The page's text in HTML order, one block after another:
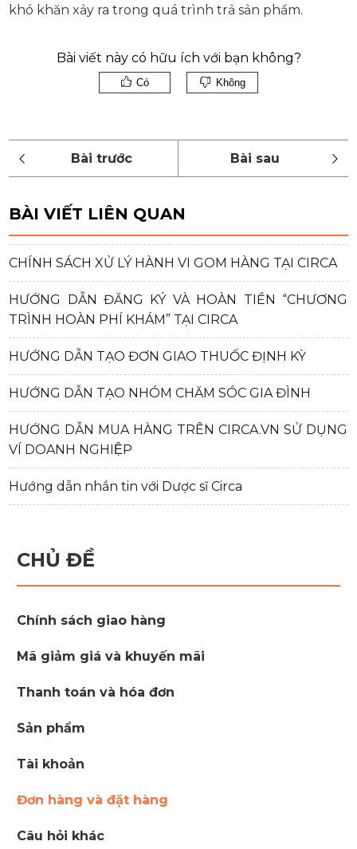
khó khăn xảy ra trong quá trình trả sản phẩm.
Bài viết này có hữu ích với bạn không?
Có Không
BÀI VIẾT LIÊN QUAN
CHÍNH SÁCH XỬ LÝ HÀNH VI GOM HÀNG TẠI CIRCA
HƯỚNG DẪN ĐĂNG KÝ VÀ HOÀN TIỀN “CHƯƠNG
TRÌNH HOÀN PHÍ KHÁM” TẠI CIRCA
HƯỚNG DẪN TẠO ĐƠN GIAO THUỐC ĐỊNH KỲ
HƯỚNG DẪN TẠO NHÓM CHĂM SÓC GIA ĐÌNH
HƯỚNG DẪN MUA HÀNG TRÊN CIRCA.VN SỬ DỤNG
VÍ DOANH NGHIỆP
Hướng dẫn nhắn tin với Dược sĩ Circa
CHỦ ĐỀ
Chính sách giao hàng
Mã giảm giá và khuyến mãi
Thanh toán và hóa đơn
Sản phẩm
Tài khoản
Đơn hàng và đặt hàng
Câu hỏi khác